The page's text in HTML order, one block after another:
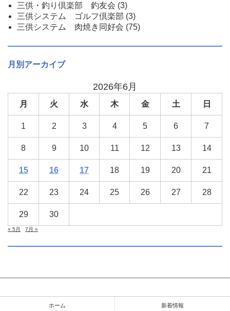
三供・釣り倶楽部 釣友会 (3)
三供システム ゴルフ倶楽部 (3)
三供システム 肉焼き同好会 (75)
月別アーカイブ
2026年6月
月 火 水 木 金 土 日
1 2 3 4 5 6 7
8 9 10 11 12 13 14
15 16 17 18 19 20 21
22 23 24 25 26 27 28
29 30
« 5月 7月 »
ホーム 新着情報